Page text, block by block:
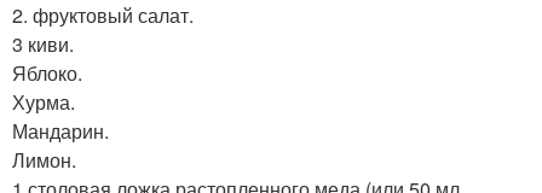
2. фруктовый салат.
3 киви.
Яблоко.
Хурма.
Мандарин.
Лимон.